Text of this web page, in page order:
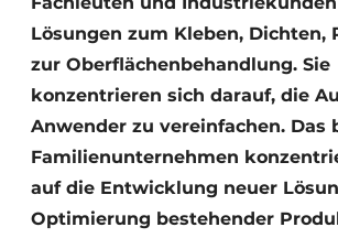
Lösungen zum Kleben, Dichten,
zur Oberflächenbehandlung. Sie
konzentrieren sich darauf, die
Anwender zu vereinfachen. Das
Familienunternehmen
auf die Entwicklung neuer
Optimierung bestehender